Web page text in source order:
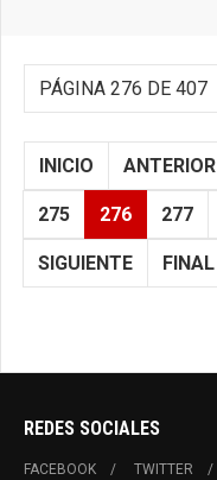
PÁGINA 276 DE 407
INICIO ANTERIOR
275 276 277
SIGUIENTE FINAL
REDES SOCIALES
FACEBOOK TWITTER